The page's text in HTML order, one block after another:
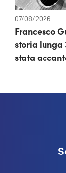
07/08/2026
Francesco
storia lunga
stata